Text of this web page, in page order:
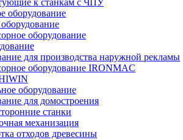
к станкам с ЧПУ
оборудование
оборудование
для производства наружной рекламы
оборудование IRONMAC
оборудование
для домостроения
станки
механизация
отходов древесины